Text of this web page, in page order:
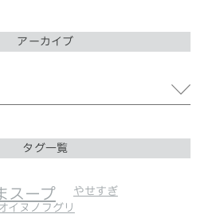
アーカイブ
タグ一覧
スープ やせすぎ
イヌノフグリ